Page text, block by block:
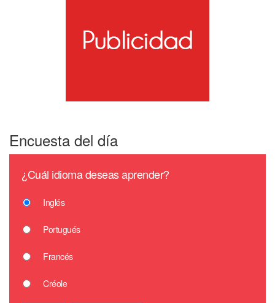
Encuesta del día
¿Cuál idioma deseas aprender?
Inglés
Portugués
Francés
Créole